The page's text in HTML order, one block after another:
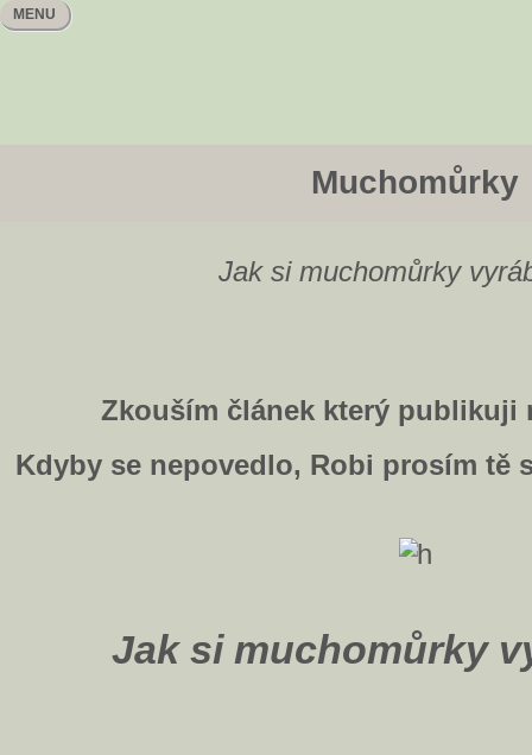
MENU
Muchomůrky
Jak si muchomůrky
Zkouším článek který publikuji
Kdyby se nepovedlo, Robi prosím tě
Jak si muchomůrky